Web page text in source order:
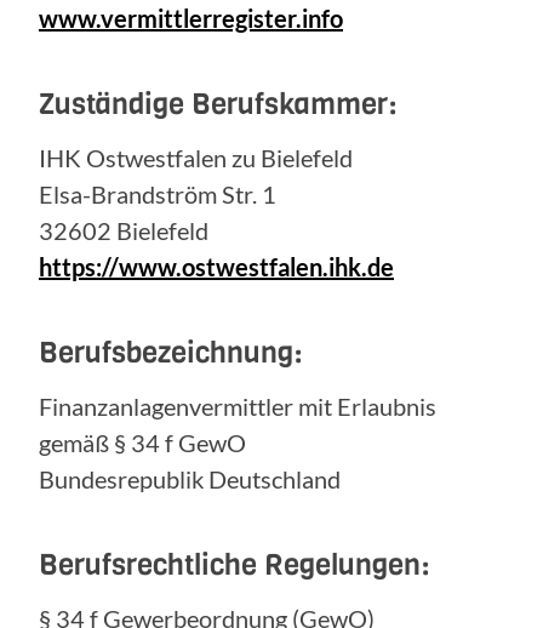
www.vermittlerregister.info
Zuständige Berufskammer:
IHK Ostwestfalen zu Bielefeld
Elsa-Brandström Str. 1
32602 Bielefeld
https://www.ostwestfalen.ihk.de
Berufsbezeichnung:
Finanzanlagenvermittler mit Erlaubnis
gemäß § 34 f GewO
Bundesrepublik Deutschland
Berufsrechtliche Regelungen:
§ 34 f Gewerbeordnung (GewO)